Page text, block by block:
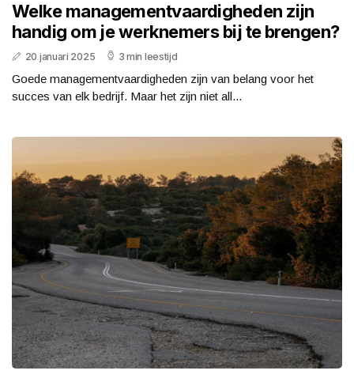
Welke managementvaardigheden zijn
handig om je werknemers bij te brengen?
20 januari 2025 3 min leestijd
Goede managementvaardigheden zijn van belang voor het
succes van elk bedrijf. Maar het zijn niet all...